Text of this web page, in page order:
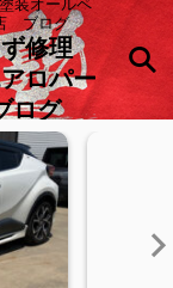
店 ブログ
修理
ロパー
ログ